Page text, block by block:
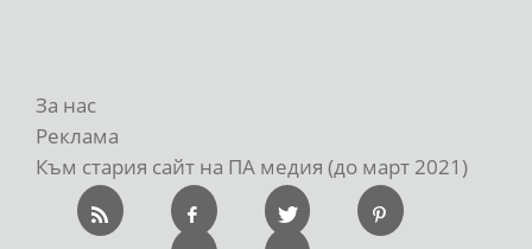
За нас
Реклама
Към стария сайт на ПА медия (до март 2021)